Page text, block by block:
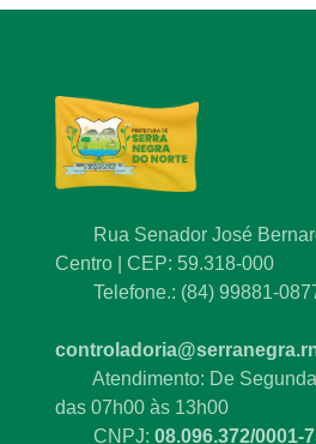
Rua Senador José
Centro | CEP: 59.318-000
Telefone.: (84) 99881-
Atendimento: De
das 07h00 às 13h00
CNPJ: 08.096.372/0001-